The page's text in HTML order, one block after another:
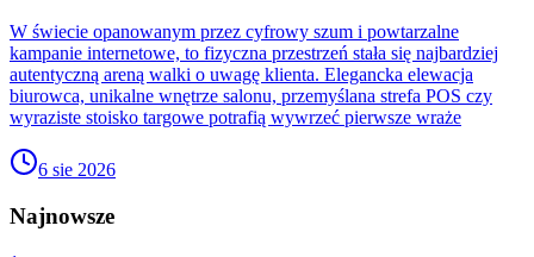
W świecie opanowanym przez cyfrowy szum i powtarzalne
kampanie internetowe, to fizyczna przestrzeń stała się najbardziej
autentyczną areną walki o uwagę klienta. Elegancka elewacja
biurowca, unikalne wnętrze salonu, przemyślana strefa POS czy
wyraziste stoisko targowe potrafią wywrzeć pierwsze wraże
6 sie 2026
Najnowsze